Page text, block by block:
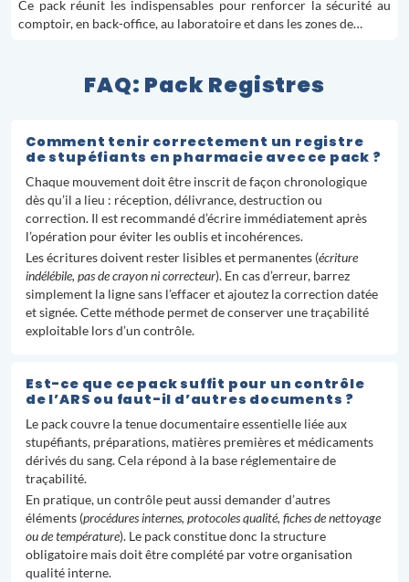
Ce pack réunit les indispensables pour renforcer la sécurité au
comptoir, en back-office, au laboratoire et dans les zones de…
FAQ: Pack Registres
Comment tenir correctement un registre
de stupéfiants en pharmacie avec ce pack ?
Chaque mouvement doit être inscrit de façon chronologique
dès qu’il a lieu : réception, délivrance, destruction ou
correction. Il est recommandé d’écrire immédiatement après
l’opération pour éviter les oublis et incohérences.
Les écritures doivent rester lisibles et permanentes (écriture
indélébile, pas de crayon ni correcteur). En cas d’erreur, barrez
simplement la ligne sans l’effacer et ajoutez la correction datée
et signée. Cette méthode permet de conserver une traçabilité
exploitable lors d’un contrôle.
Est-ce que ce pack suffit pour un contrôle
de l’ARS ou faut-il d’autres documents ?
Le pack couvre la tenue documentaire essentielle liée aux
stupéfiants, préparations, matières premières et médicaments
dérivés du sang. Cela répond à la base réglementaire de
traçabilité.
En pratique, un contrôle peut aussi demander d’autres
éléments (procédures internes, protocoles qualité, fiches de nettoyage
ou de température). Le pack constitue donc la structure
obligatoire mais doit être complété par votre organisation
qualité interne.